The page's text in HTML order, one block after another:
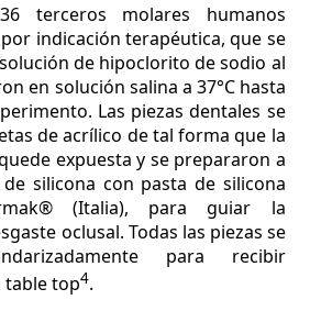
terceros molares humanos
indicación terapéutica, que se
de hipoclorito de sodio al
en solución salina a 37°C hasta
Las piezas dentales se
de acrílico de tal forma que la
expuesta y se prepararon a
silicona con pasta de silicona
(Italia), para guiar la
oclusal. Todas las piezas se
para recibir
table top4.